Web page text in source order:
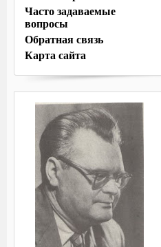
Часто задаваемые
вопросы
Обратная связь
Карта сайта